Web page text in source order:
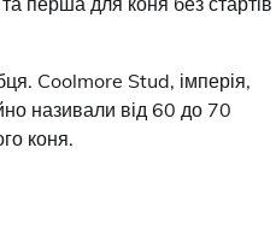
Coolmore Stud, імперія,
називали від 60 до 70
коня.